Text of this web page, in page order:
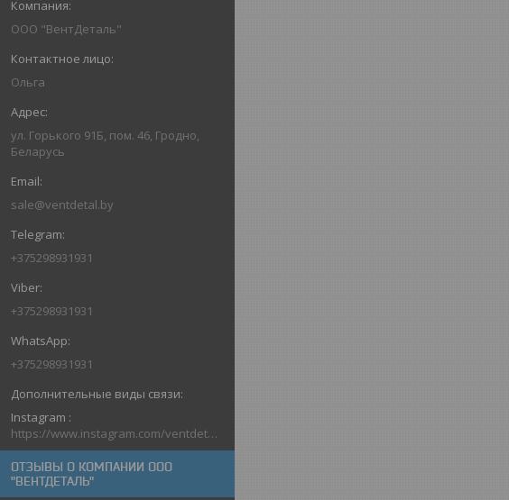
ООО "ВентДеталь"
Ольга
ул. Горького 91Б, пом. 46, Гродно,
Беларусь
sale@ventdetal.by
+375298931931
+375298931931
+375298931931
Instagram
https://www.instagram.com/ventdetal_grodno/
ОТЗЫВЫ О КОМПАНИИ ООО
"ВЕНТДЕТАЛЬ"